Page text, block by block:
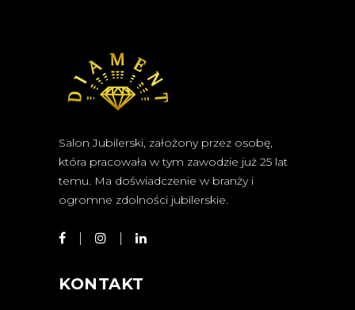
Salon Jubilerski, założony przez osobę,
która pracowała w tym zawodzie już 25 lat
temu. Ma doświadczenie w branży i
ogromne zdolności jubilerskie.
KONTAKT